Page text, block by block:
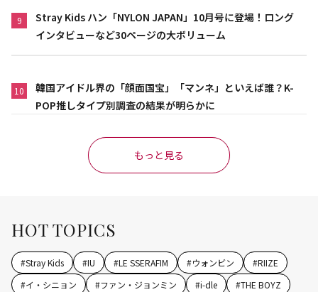
9
Stray Kids ハン「NYLON JAPAN」10月号に登場！ロング
インタビューなど30ページの大ボリューム
10
韓国アイドル界の「顔面国宝」「マンネ」といえば誰？K-
POP推しタイプ別調査の結果が明らかに
もっと見る
HOT TOPICS
#Stray Kids #IU #LE SSERAFIM #ウォンビン #RIIZE
#イ・シニョン #ファン・ジョンミン #i-dle #THE BOYZ